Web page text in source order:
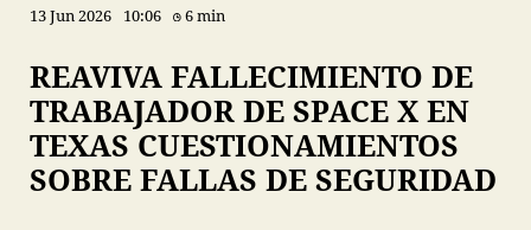
13 Jun 2026 10:06 6 min
REAVIVA FALLECIMIENTO DE
TRABAJADOR DE SPACE X EN
TEXAS CUESTIONAMIENTOS
SOBRE FALLAS DE SEGURIDAD